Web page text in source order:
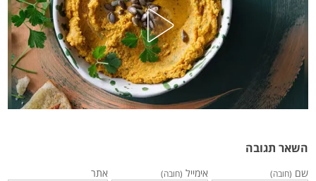
השאר תגובה
שם (חובה) אימייל (חובה) אתר